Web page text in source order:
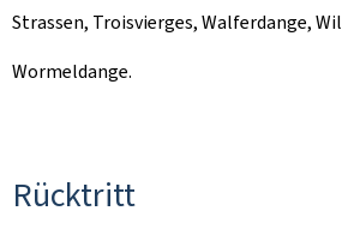
Strassen, Troisvierges, Walferdange,
Wormeldange.
Rücktritt